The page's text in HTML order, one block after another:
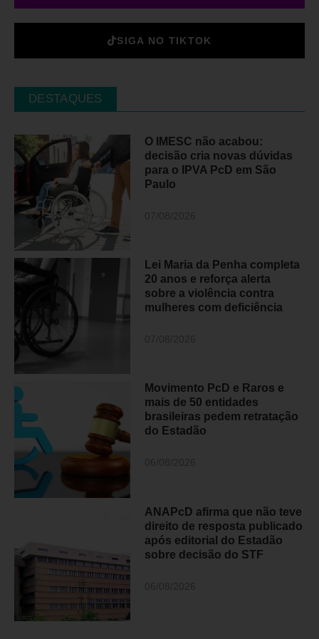
SIGA NO TIKTOK
DESTAQUES
O IMESC não acabou:
decisão cria novas dúvidas
para o IPVA PcD em São
Paulo
Lei Maria da Penha completa
20 anos e reforça alerta
sobre a violência contra
mulheres com deficiência
Movimento PcD e Raros e
mais de 50 entidades
brasileiras pedem retratação
do Estadão
ANAPcD afirma que não teve
direito de resposta publicado
após editorial do Estadão
sobre decisão do STF